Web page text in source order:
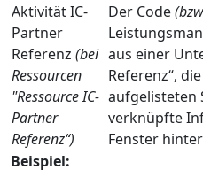
Aktivität IC-
Partner
Referenz (bei
Ressourcen
"Ressource IC-
Partner
Referenz“)
Der Code
aus einer
Referenz“,
aufgelisteten
verknüpfte
Fenster
Beispiel: